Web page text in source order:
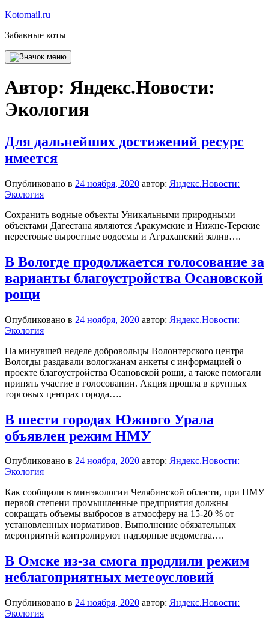
Перейти
содержимому
Kotomail.ru
Забавные коты
Автор: Яндекс.Новости:
Экология
Для дальнейших достижений ресурс
имеется
Опубликовано в 24 ноября, 2020 автор: Яндекс.Новости:
Экология
Сохранить водные объекты Уникальными природными
объектами Дагестана являются Аракумские и Нижне-Терские
нерестовые выростные водоемы и Аграханский залив….
В Вологде продолжается голосование за
варианты благоустройства Осановской
рощи
Опубликовано в 24 ноября, 2020 автор: Яндекс.Новости:
Экология
На минувшей неделе добровольцы Волонтерского центра
Вологды раздавали вологжанам анкеты с информацией о
проекте благоустройства Осановской рощи, а также помогали
принять участие в голосовании. Акция прошла в крупных
торговых центрах города….
В шести городах Южного Урала
объявлен режим НМУ
Опубликовано в 24 ноября, 2020 автор: Яндекс.Новости:
Экология
Как сообщили в минэкологии Челябинской области, при НМУ
первой степени промышленные предприятия должны
сокращать объемы выбросов в атмосферу на 15-20 % от
установленных нормативов. Выполнение обязательных
мероприятий контролируют надзорные ведомства….
В Омске из-за смога продлили режим
неблагоприятных метеоусловий
Опубликовано в 24 ноября, 2020 автор: Яндекс.Новости:
Экология